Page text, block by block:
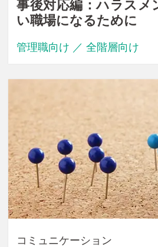
事後対応編：ハラスメ
い職場になるために
管理職向け ／ 全階層向け
コミュニケーション